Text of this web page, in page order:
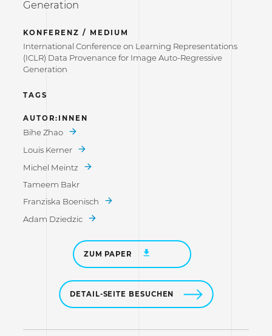
Generation
KONFERENZ / MEDIUM
International Conference on Learning Representations
(ICLR) Data Provenance for Image Auto-Regressive
Generation
TAGS
AUTOR:INNEN
Bihe Zhao
Louis Kerner
Michel Meintz
Tameem Bakr
Franziska Boenisch
Adam Dziedzic
ZUM PAPER
DETAIL-SEITE BESUCHEN